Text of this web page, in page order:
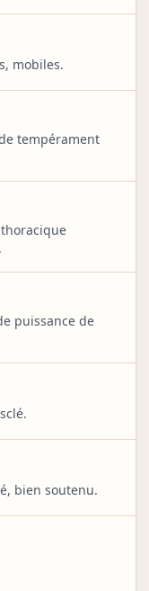
mobiles.
tempérament
puissance de
bien soutenu.